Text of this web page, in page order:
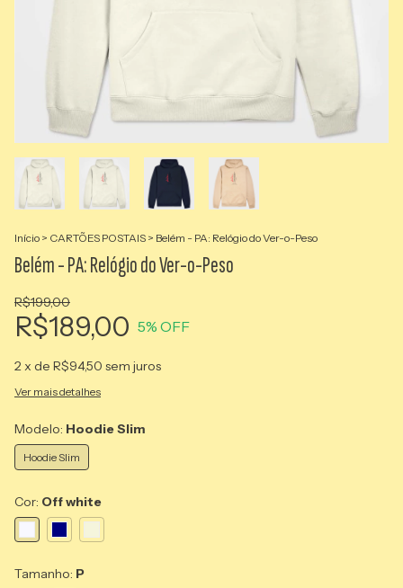
Início > CARTÕES POSTAIS > Belém - PA: Relógio do Ver-o-Peso
Belém - PA: Relógio do Ver-o-Peso
R$199,00
R$189,00 5% OFF
2x de R$94,50 sem juros
Ver mais detalhes
Modelo: Hoodie Slim
Hoodie Slim
Cor: Off white
Tamanho: P